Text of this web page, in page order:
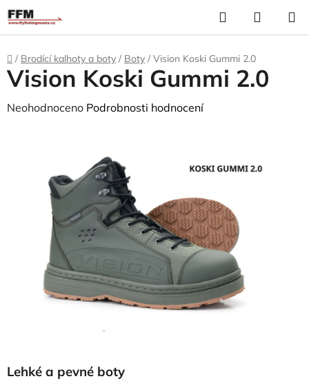
Přejít
na
obsah
Hledat
Domů
/ Brodící kalhoty a boty / Boty / Vision Koski Gummi 2.0
Lehké a pevné boty
Vision Koski Gummi 2.0
Průměrné
hvězdiček.
Neohodnoceno Podrobnosti hodnocení